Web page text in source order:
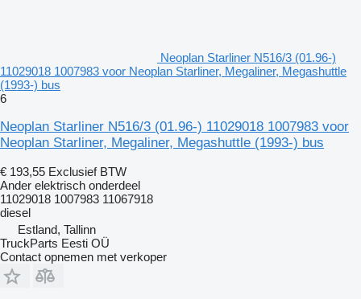
Neoplan Starliner N516/3 (01.96-)
11029018 1007983 voor Neoplan Starliner, Megaliner, Megashuttle
(1993-) bus
6
Neoplan Starliner N516/3 (01.96-) 11029018 1007983 voor
Neoplan Starliner, Megaliner, Megashuttle (1993-) bus
€ 193,55 Exclusief BTW
Ander elektrisch onderdeel
11029018 1007983 11067918
diesel
Estland, Tallinn
TruckParts Eesti OÜ
Contact opnemen met verkoper